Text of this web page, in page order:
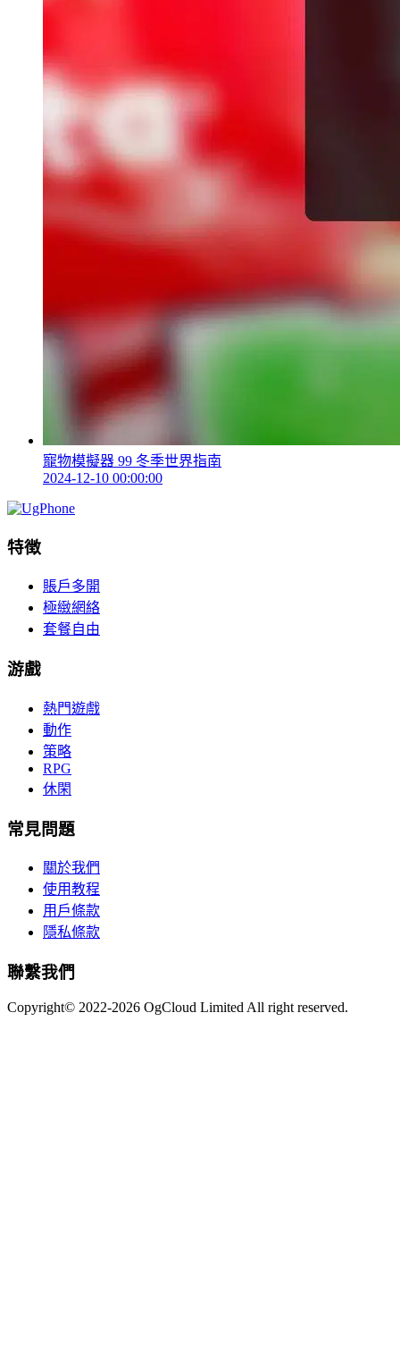
寵物模擬器 99 冬季世界指南
2024-12-10 00:00:00
特徴
賬戶多開
極緻網絡
套餐自由
游戲
熱門遊戲
動作
策略
RPG
休閑
常見問題
關於我們
使用教程
用戶條款
隱私條款
聯繫我們
Copyright© 2022-2026 OgCloud Limited All right reserved.